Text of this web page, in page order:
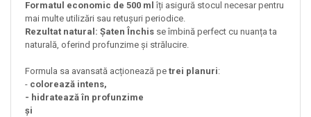
Formatul economic de 500 ml îți asigură stocul necesar pentru
mai multe utilizări sau retușuri periodice.
Rezultat natural: Șaten Închis se îmbină perfect cu nuanța ta
naturală, oferind profunzime și strălucire.
Formula sa avansată acționează pe trei planuri:
- colorează intens,
- hidratează în profunzime
și